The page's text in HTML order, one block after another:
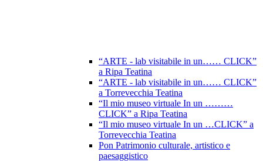
“ARTE - lab visitabile in un…… CLICK”
a Ripa Teatina
“ARTE - lab visitabile in un…… CLICK”
a Torrevecchia Teatina
“Il mio museo virtuale In un ………
CLICK” a Ripa Teatina
“Il mio museo virtuale In un …CLICK” a
Torrevecchia Teatina
Pon Patrimonio culturale, artistico e
paesaggistico